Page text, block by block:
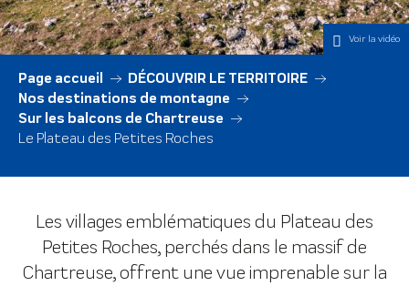
Voir la vidéo
Page accueil
DÉCOUVRIR LE TERRITOIRE
Nos destinations de montagne
Sur les balcons de Chartreuse
Le Plateau des Petites Roches
Les villages emblématiques du Plateau des
Petites Roches, perchés dans le massif de
Chartreuse, offrent une vue imprenable sur la